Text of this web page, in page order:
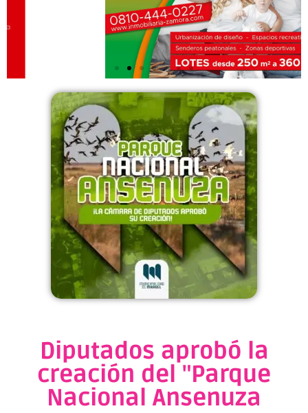
Diputados aprobó la
creación del "Parque
Nacional Ansenuza